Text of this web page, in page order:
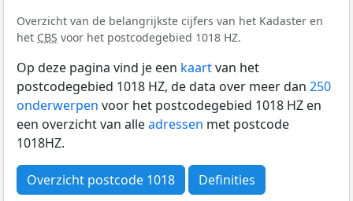
Overzicht van de belangrijkste cijfers van het Kadaster en
het CBS voor het postcodegebied 1018 HZ.
Op deze pagina vind je een kaartvan het
postcodegebied 1018 HZ, de data over meer dan 250
onderwerpen voor het postcodegebied 1018 HZ en
een overzicht van alleadressen met postcode
1018HZ.
Overzicht postcode 1018 Definities